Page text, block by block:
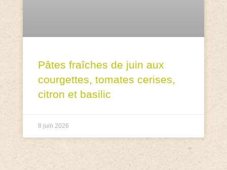
Pâtes fraîches de juin aux
courgettes, tomates cerises,
citron et basilic
8 juin 2026